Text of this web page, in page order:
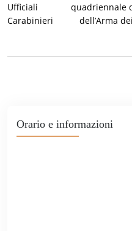
Ufficiali
Carabinieri
quadriennale
dell’Arma
Orario e informazioni